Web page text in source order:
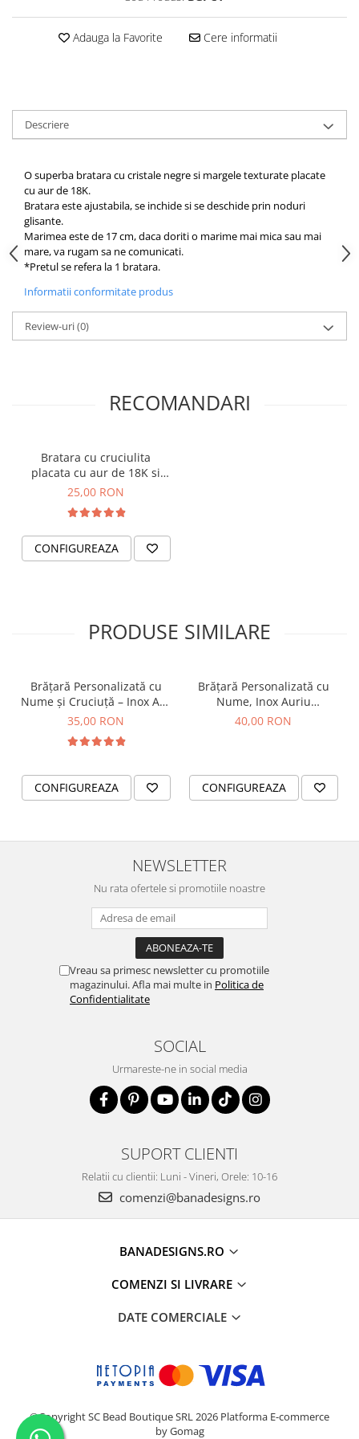
Adauga la Favorite Cere informatii
Descriere
O superba bratara cu cristale negre si margele texturate placate
cu aur de 18K.
Bratara este ajustabila, se inchide si se deschide prin noduri
glisante.
Marimea este de 17 cm, daca doriti o marime mai mica sau mai
mare, va rugam sa ne comunicati.
*Pretul se refera la 1 bratara.
Informatii conformitate produs
Review-uri(0)
RECOMANDARI
Bratara cu cruciulita
placata cu aur de 18K si
cristale Cubic Zirconia,
25,00 RON
CONFIGUREAZA
PRODUSE SIMILARE
Brățară Personalizată cu
Nume și Cruciuță – Inox Aur
IP
35,00 RON
CONFIGUREAZA
Brățară Personalizată cu
Nume, Inox Auriu
Waterproof, bilute pentru
40,00 RON
CONFIGUREAZA
NEWSLETTER
Nu rata ofertele si promotiile noastre
Vreau sa primesc newsletter cu promotiile
magazinului. Afla mai multe in Politica de
Confidentialitate
SOCIAL
Urmareste-ne in social media
SUPORT CLIENTI
Relatii cu clientii: Luni - Vineri, Orele: 10-16
comenzi@banadesigns.ro
BANADESIGNS.RO
COMENZI SI LIVRARE
DATE COMERCIALE
©Copyright SC Bead Boutique SRL 2026 Platforma E-commerce
by Gomag